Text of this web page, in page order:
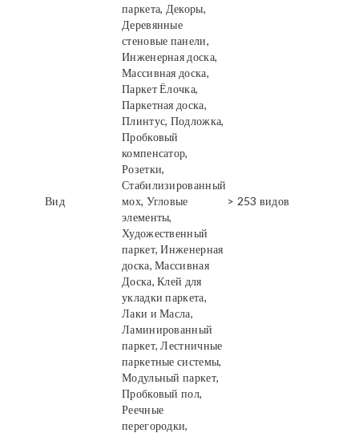
Вид
паркета, Декоры,
Деревянные
стеновые панели,
Инженерная доска,
Массивная доска,
Паркет Ёлочка,
Паркетная доска,
Плинтус, Подложка,
Пробковый
компенсатор,
Розетки,
Стабилизированный
мох, Угловые
элементы,
Художественный
паркет, Инженерная
доска, Массивная
Доска, Клей для
укладки паркета,
Лаки и Масла,
Ламинированный
паркет, Лестничные
паркетные системы,
Модульный паркет,
Пробковый пол,
Реечные
перегородки,
> 253 видов